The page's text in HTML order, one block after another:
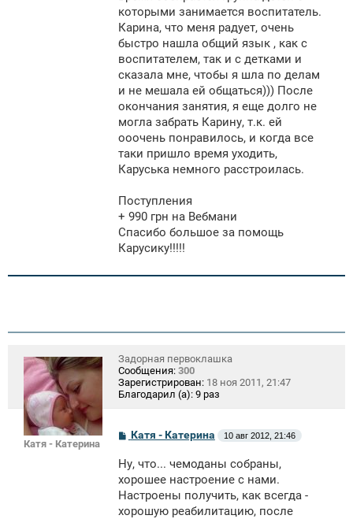
которыми занимается воспитатель.
Карина, что меня радует, очень
быстро нашла общий язык , как с
воспитателем, так и с детками и
сказала мне, чтобы я шла по делам
и не мешала ей общаться))) После
окончания занятия, я еще долго не
могла забрать Карину, т.к. ей
ооочень понравилось, и когда все
таки пришло время уходить,
Каруська немного расстроилась.
Поступления
+ 990 грн на Вебмани
Спасибо большое за помощь
Карусику!!!!!
Катя - Катерина
Задорная первоклашка
Сообщения: 300
Зарегистрирован: 18 ноя 2011, 21:47
Благодарил (а): 9 раз
С
б
щ
е
н
и
Катя - Катерина 10 авг 2012, 21:46
Ну, что... чемоданы собраны,
хорошее настроение с нами.
Настроены получить, как всегда -
хорошую реабилитацию, после